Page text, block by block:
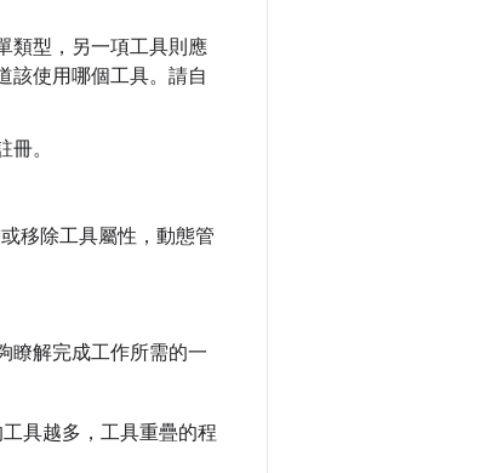
類型，另一項工具則應
該使用哪個工具。請自
。
移除工具屬性，動態管
瞭解完成工作所需的一
具越多，工具重疊的程